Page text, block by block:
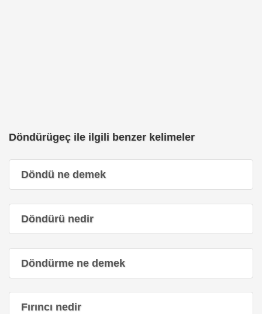
Döndürügeç ile ilgili benzer kelimeler
Döndü ne demek
Döndürü nedir
Döndürme ne demek
Fırıncı nedir